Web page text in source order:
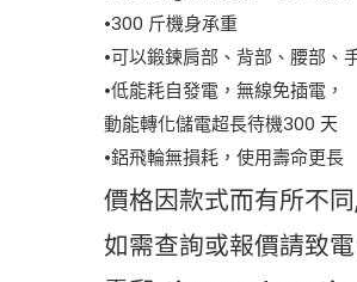
•300 斤機身承重
•可以鍛鍊肩部、背部、腰部、
•低能耗自發電，無線免插電，
動能轉化儲電超長待機300 天
•鋁飛輪無損耗，使用壽命更長
價格因款式而有所不
如需查詢或報價請致